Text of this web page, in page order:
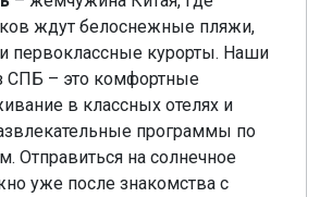
ждут белоснежные пляжи,
первоклассные курорты. Наши
СПБ – это комфортные
в классных отелях и
программы по
Отправиться на солнечное
уже после знакомства с